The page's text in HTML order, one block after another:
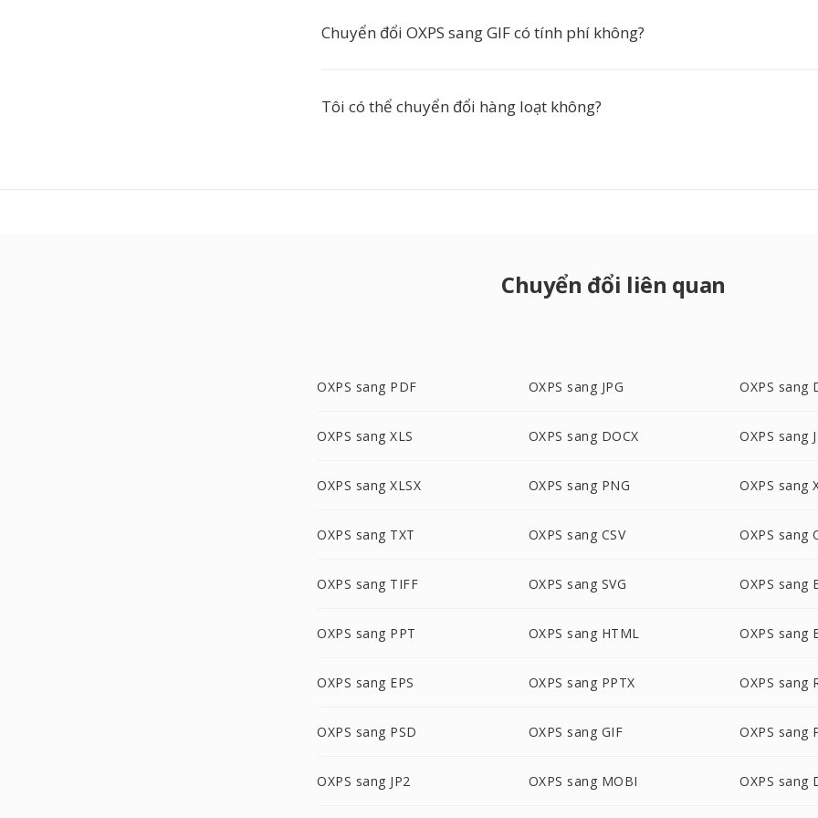
Chuyển đổi OXPS sang GIF có tính phí không?
Tôi có thể chuyển đổi hàng loạt không?
Chuyển đổi liên quan
OXPS sang PDF OXPS sang JPG OXPS sang
OXPS sang XLS OXPS sang DOCX OXPS sang
OXPS sang XLSX OXPS sang PNG OXPS sang
OXPS sang TXT OXPS sang CSV OXPS sang
OXPS sang TIFF OXPS sang SVG OXPS sang
OXPS sang PPT OXPS sang HTML OXPS sang
OXPS sang EPS OXPS sang PPTX OXPS sang
OXPS sang PSD OXPS sang GIF OXPS sang
OXPS sang JP2 OXPS sang MOBI OXPS sang